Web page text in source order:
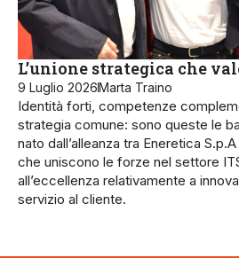
L’unione strategica che
9 Luglio 2026Marta Traino
Identità forti, competenze
strategia comune: sono queste le
nato dall’alleanza tra Eneretica
che uniscono le forze nel settore
all’eccellenza relativamente a
servizio al cliente.